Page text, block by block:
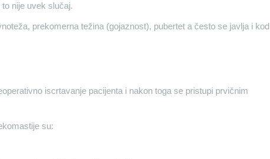
nije uvek slučaj.
prekomerna težina (gojaznost), pubertet a često se javlja i kod
iscrtavanje pacijenta i nakon toga se pristupi prvičnim
su: